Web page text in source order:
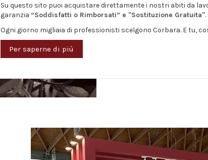
Su questo sito puoi acquistare direttamente i nostri abiti da
garanzia “Soddisfatti o Rimborsati” e "Sostituzione Gratuita".
Ogni giorno migliaia di professionisti scelgono Corbara. E tu,
Per saperne di più